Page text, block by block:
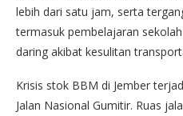
lebih dari satu jam, serta
termasuk pembelajaran
daring akibat kesulitan
Krisis stok BBM di Jember
Jalan Nasional Gumitir. Ruas